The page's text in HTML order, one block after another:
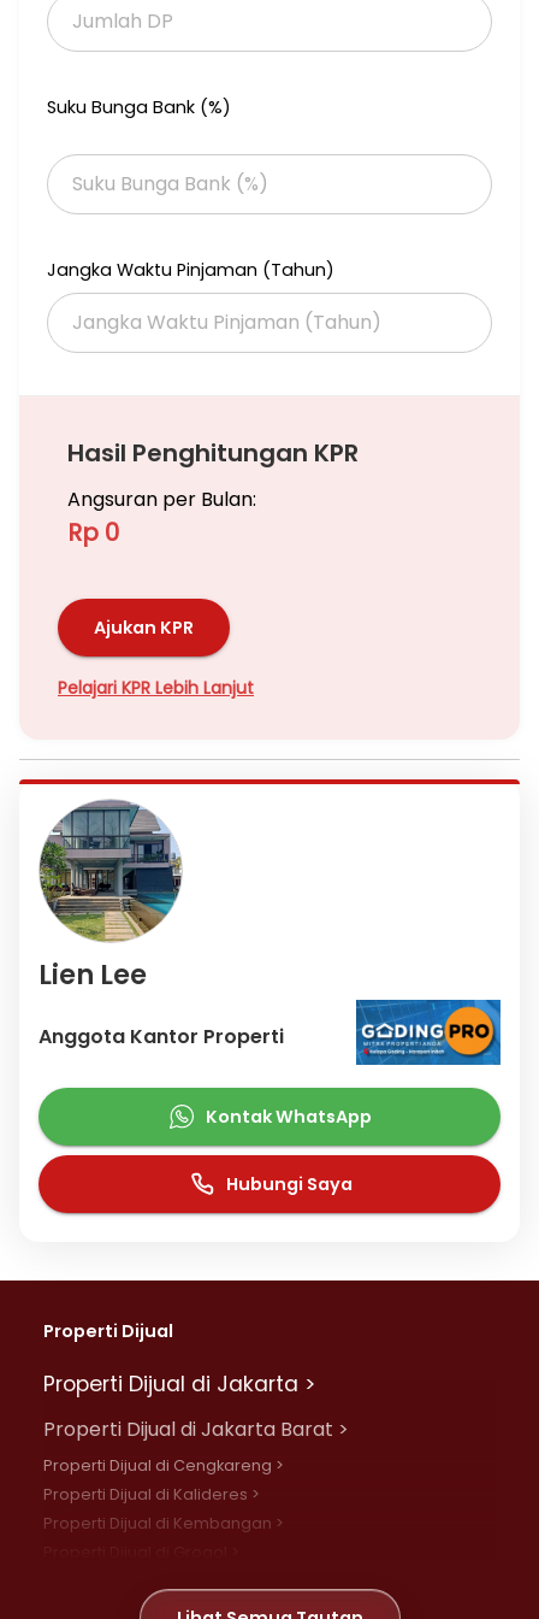
Lien Lee
(izkgphi)
Suku Bunga Bank (%)
Jangka Waktu Pinjaman (Tahun)
Hasil Penghitungan KPR
Angsuran per Bulan:
Rp 0
Ajukan KPR
Pelajari KPR Lebih Lanjut
Lien Lee
Anggota Kantor Properti
Kontak WhatsApp
Hubungi Saya
Properti Dijual
Properti Dijual di Jakarta >
Properti Dijual di Jakarta Barat >
Properti Dijual di Cengkareng >
Properti Dijual di Kalideres >
Properti Dijual di Kembangan >
Properti Dijual di Meruya >